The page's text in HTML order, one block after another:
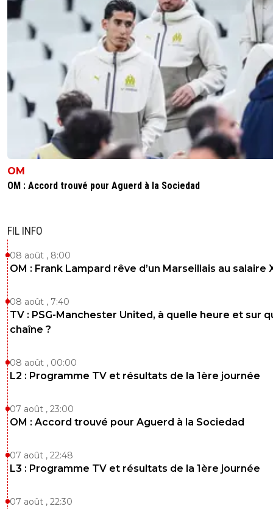
OM
OM : Accord trouvé pour Aguerd à la Sociedad
FIL INFO
08 août , 8:00
OM : Frank Lampard rêve d’un Marseillais au salaire
08 août , 7:40
TV : PSG-Manchester United, à quelle heure et sur
chaîne ?
08 août , 00:00
L2 : Programme TV et résultats de la 1ère journée
07 août , 23:00
OM : Accord trouvé pour Aguerd à la Sociedad
07 août , 22:48
L3 : Programme TV et résultats de la 1ère journée
07 août , 22:30